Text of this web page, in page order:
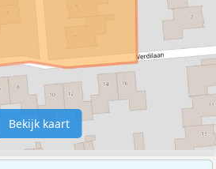
Bekijk kaart